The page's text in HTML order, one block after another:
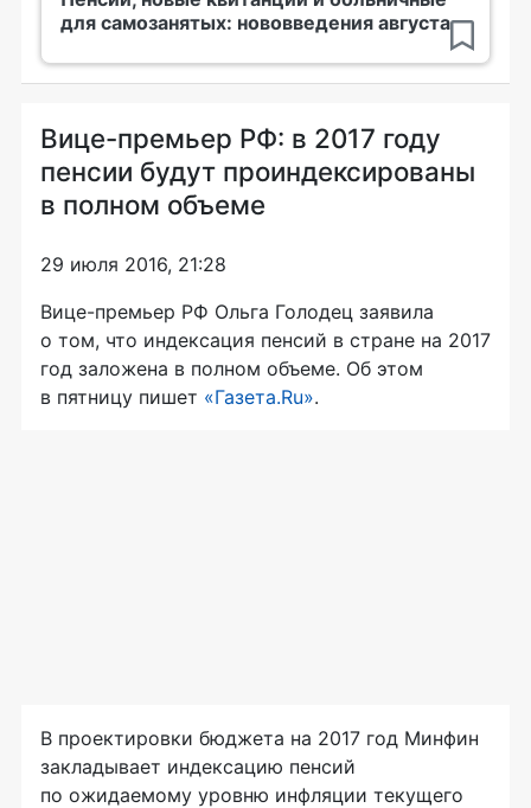
для самозанятых: нововведения августа
Вице-премьер РФ: в 2017 году
пенсии будут проиндексированы
в полном объеме
29 июля 2016, 21:28
Вице-премьер РФ Ольга Голодец заявила
о том, что индексация пенсий в стране на 2017
год заложена в полном объеме. Об этом
в пятницу пишет «Газета.Ru».
В проектировки бюджета на 2017 год Минфин
закладывает индексацию пенсий
по ожидаемому уровню инфляции текущего